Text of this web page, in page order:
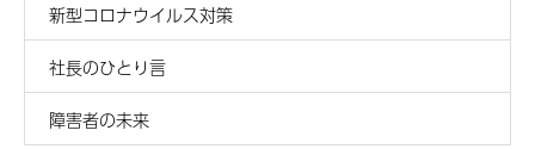
新型コロナウイルス対策
社長のひとり言
障害者の未来